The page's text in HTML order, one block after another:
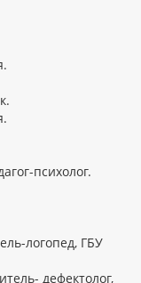
психолог.
логопед, ГБУ
дефектолог,